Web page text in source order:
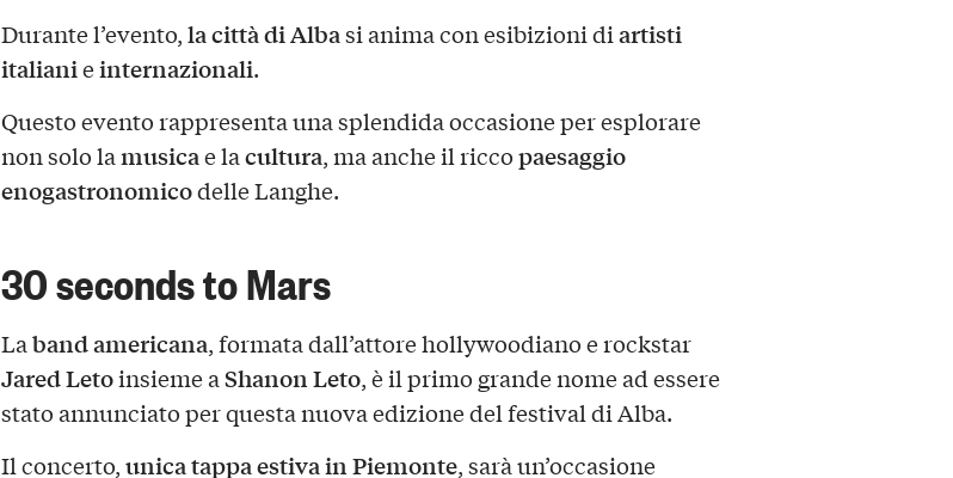
Durante l’evento,la città di Albasi anima con esibizioni diartisti
italianieinternazionali.
Questo evento rappresenta una splendida occasione per esplorare
non solo lamusicae lacultura, ma anche il riccopaesaggio
enogastronomicodelle Langhe.
30 seconds to Mars
Laband americana, formata dall’attore hollywoodiano e rockstar
Jared Letoinsieme aShanon Leto, è il primo grande nome ad essere
stato annunciato per questa nuova edizione del festival di Alba.
Il concerto,unica tappa estiva in Piemonte, sarà un’occasione